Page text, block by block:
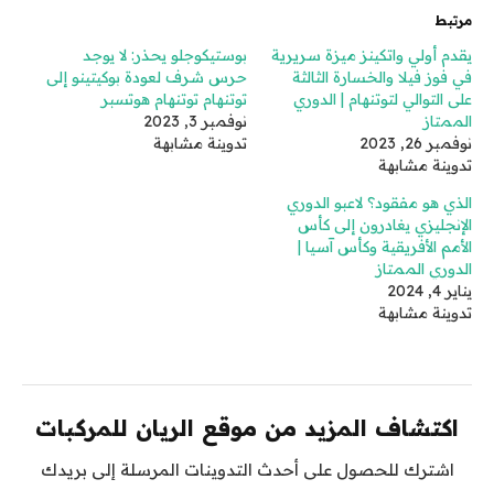
مرتبط
يقدم أولي واتكينز ميزة سريرية
في فوز فيلا والخسارة الثالثة
على التوالي لتوتنهام | الدوري
الممتاز
نوفمبر 26, 2023
تدوينة مشابهة
بوستيكوجلو يحذر: لا يوجد
حرس شرف لعودة بوكيتينو إلى
توتنهام توتنهام هوتسبر
نوفمبر 3, 2023
تدوينة مشابهة
الذي هو مفقود؟ لاعبو الدوري
الإنجليزي يغادرون إلى كأس
الأمم الأفريقية وكأس آسيا |
الدوري الممتاز
يناير 4, 2024
تدوينة مشابهة
اكتشاف المزيد من موقع الريان للمركبات
اشترك للحصول على أحدث التدوينات المرسلة إلى بريدك